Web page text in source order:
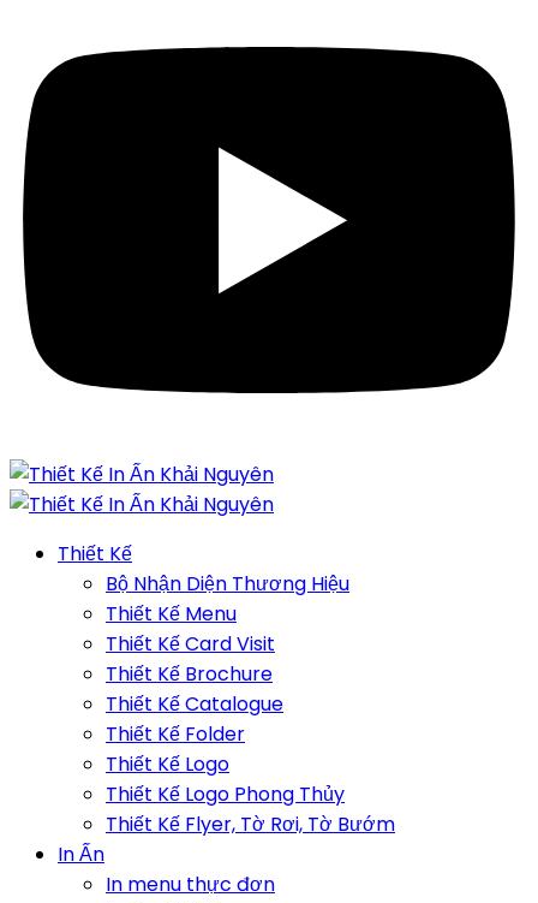
Thiết Kế
Bộ Nhận Diện Thương Hiệu
Thiết Kế Menu
Thiết Kế Card Visit
Thiết Kế Brochure
Thiết Kế Catalogue
Thiết Kế Folder
Thiết Kế Logo
Thiết Kế Logo Phong Thủy
Thiết Kế Flyer, Tờ Rơi, Tờ Bướm
In Ấn
In menu thực đơn